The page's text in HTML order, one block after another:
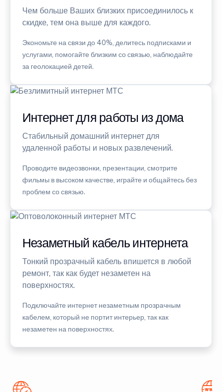
Чем больше Ваших близких присоединилось к
скидке, тем она выше для каждого.
Экономьте на связи до 40%, делитесь подписками и
услугами, помогайте близким со связью, наблюдайте
за геолокацией детей.
Интернет для работы из дома
Стабильный домашний интернет для
удаленной работы и новых развлечений.
Проводите видеозвонки, презентации, смотрите
фильмы в высоком качестве, играйте и общайтесь без
проблем со связью.
Незаметный кабель интернета
Тонкий прозрачный кабель впишется в любой
ремонт, так как будет незаметен на
поверхностях.
Подключайте интернет незаметным прозрачным
кабелем, который не портит интерьер, так как
незаметен на поверхностях.